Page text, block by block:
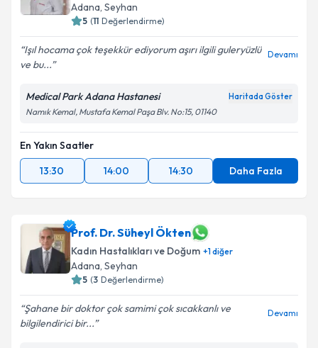
Adana, Seyhan
5 (11 Değerlendirme)
Işıl hocama çok teşekkür ediyorum aşırı ilgili guleryüzlü
ve bu...
Devamı
Medical Park Adana Hastanesi Haritada Göster
Namık Kemal, Mustafa Kemal Paşa Blv. No:15, 01140
En Yakın Saatler
13:30
14:00 14:30 Daha Fazla
Prof. Dr. Süheyl Ökten
Kadın Hastalıkları ve Doğum +1diğer
Adana, Seyhan
5 (3 Değerlendirme)
Şahane bir doktor çok samimi çok sıcakkanlı ve
bilgilendirici bir...
Devamı